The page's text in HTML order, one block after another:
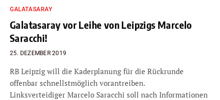
GALATASARAY
Galatasaray vor Leihe von Leipzigs Marcelo
Saracchi!
25. DEZEMBER 2019
RB Leipzig will die Kaderplanung für die Rückrunde
offenbar schnellstmöglich vorantreiben.
Linksverteidiger Marcelo Saracchi soll nach Informationen